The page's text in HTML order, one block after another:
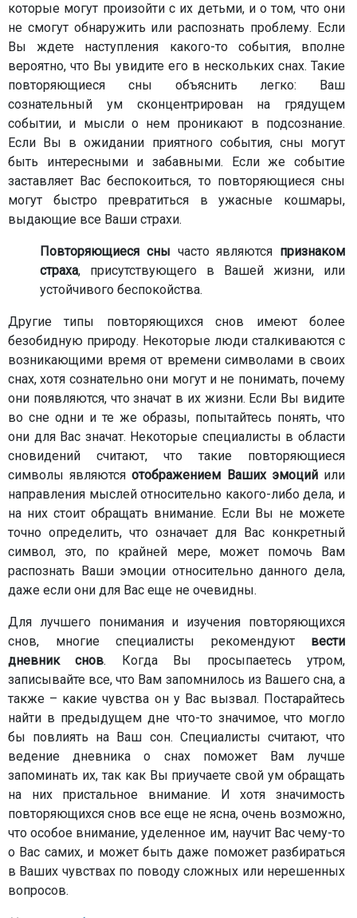
которые могут произойти с их детьми, и о том, что они
не смогут обнаружить или распознать проблему. Если
Вы ждете наступления какого-то события, вполне
вероятно, что Вы увидите его в нескольких снах. Такие
повторяющиеся сны объяснить легко: Ваш
сознательный ум сконцентрирован на грядущем
событии, и мысли о нем проникают в подсознание.
Если Вы в ожидании приятного события, сны могут
быть интересными и забавными. Если же событие
заставляет Вас беспокоиться, то повторяющиеся сны
могут быстро превратиться в ужасные кошмары,
выдающие все Ваши страхи.
Повторяющиеся сны часто являются признаком
страха, присутствующего в Вашей жизни, или
устойчивого беспокойства.
Другие типы повторяющихся снов имеют более
безобидную природу. Некоторые люди сталкиваются с
возникающими время от времени символами в своих
снах, хотя сознательно они могут и не понимать, почему
они появляются, что значат в их жизни. Если Вы видите
во сне одни и те же образы, попытайтесь понять, что
они для Вас значат. Некоторые специалисты в области
сновидений считают, что такие повторяющиеся
символы являютсяотображением Ваших эмоцийили
направления мыслей относительно какого-либо дела, и
на них стоит обращать внимание. Если Вы не можете
точно определить, что означает для Вас конкретный
символ, это, по крайней мере, может помочь Вам
распознать Ваши эмоции относительно данного дела,
даже если они для Вас еще не очевидны.
Для лучшего понимания и изучения повторяющихся
снов, многие специалисты рекомендуют вести
дневник снов. Когда Вы просыпаетесь утром,
записывайте все, что Вам запомнилось из Вашего сна, а
также – какие чувства он у Вас вызвал. Постарайтесь
найти в предыдущем дне что-то значимое, что могло
бы повлиять на Ваш сон. Специалисты считают, что
ведение дневника о снах поможет Вам лучше
запоминать их, так как Вы приучаете свой ум обращать
на них пристальное внимание. И хотя значимость
повторяющихся снов все еще не ясна, очень возможно,
что особое внимание, уделенное им, научит Вас чему-то
о Вас самих, и может быть даже поможет разбираться
в Ваших чувствах по поводу сложных или нерешенных
вопросов.